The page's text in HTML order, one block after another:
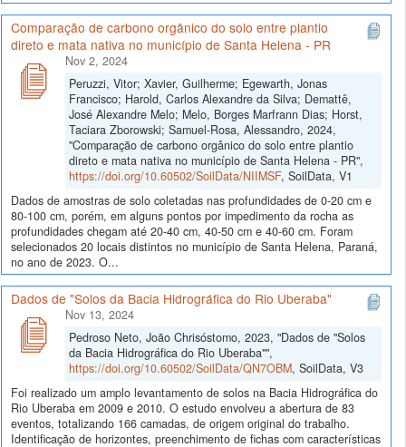
Comparação de carbono orgânico do solo entre plantio
direto e mata nativa no município de Santa Helena - PR
Nov 2, 2024
Peruzzi, Vitor; Xavier, Guilherme; Egewarth, Jonas
Francisco; Harold, Carlos Alexandre da Silva; Demattê,
José Alexandre Melo; Melo, Borges Marfrann Dias; Horst,
Taciara Zborowski; Samuel-Rosa, Alessandro, 2024,
"Comparação de carbono orgânico do solo entre plantio
direto e mata nativa no município de Santa Helena - PR",
https://doi.org/10.60502/SoilData/NIIMSF, SoilData, V1
Dados de amostras de solo coletadas nas profundidades de 0-20 cm e
80-100 cm, porém, em alguns pontos por impedimento da rocha as
profundidades chegam até 20-40 cm, 40-50 cm e 40-60 cm. Foram
selecionados 20 locais distintos no município de Santa Helena, Paraná,
no ano de 2023. O...
Dados de "Solos da Bacia Hidrográfica do Rio Uberaba"
Nov 13, 2024
Pedroso Neto, João Chrisóstomo, 2023, "Dados de "Solos
da Bacia Hidrográfica do Rio Uberaba"",
https://doi.org/10.60502/SoilData/QN7OBM, SoilData, V3
Foi realizado um amplo levantamento de solos na Bacia Hidrográfica do
Rio Uberaba em 2009 e 2010. O estudo envolveu a abertura de 83
eventos, totalizando 166 camadas, de origem original do trabalho.
Identificação de horizontes, preenchimento de fichas com características